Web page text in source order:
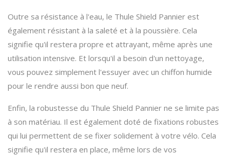
Outre sa résistance à l'eau, le Thule Shield Pannier est
également résistant à la saleté et à la poussière. Cela
signifie qu'il restera propre et attrayant, même après une
utilisation intensive. Et lorsqu'il a besoin d'un nettoyage,
vous pouvez simplement l'essuyer avec un chiffon humide
pour le rendre aussi bon que neuf.
Enfin, la robustesse du Thule Shield Pannier ne se limite pas
à son matériau. Il est également doté de fixations robustes
qui lui permettent de se fixer solidement à votre vélo. Cela
signifie qu'il restera en place, même lors de vos